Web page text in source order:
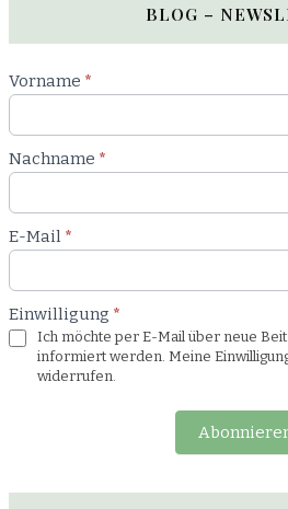
BLOG –
Newsletter
Blog
Vorname *
Nachname *
E-Mail *
Einwilligung *
Ich möchte per E-Mail über neue
informiert werden. Meine
widerrufen.